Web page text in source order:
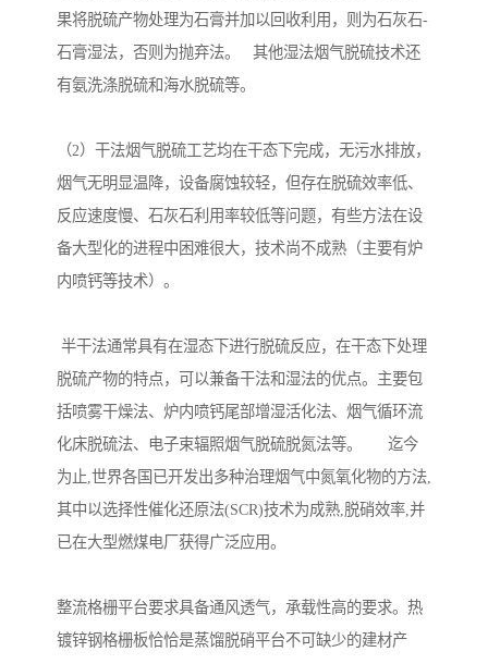
果将脱硫产物处理为石膏并加以回收利用，则为石灰石-
石膏湿法，否则为抛弃法。 其他湿法烟气脱硫技术还
有氨洗涤脱硫和海水脱硫等。
（2）干法烟气脱硫工艺均在干态下完成，无污水排放，
烟气无明显温降，设备腐蚀较轻，但存在脱硫效率低、
反应速度慢、石灰石利用率较低等问题，有些方法在设
备大型化的进程中困难很大，技术尚不成熟（主要有炉
内喷钙等技术）。
半干法通常具有在湿态下进行脱硫反应，在干态下处理
脱硫产物的特点，可以兼备干法和湿法的优点。主要包
括喷雾干燥法、炉内喷钙尾部增湿活化法、烟气循环流
化床脱硫法、电子束辐照烟气脱硫脱氮法等。 迄今
为止,世界各国已开发出多种治理烟气中氮氧化物的方法,
其中以选择性催化还原法(SCR)技术为成熟,脱硝效率,并
已在大型燃煤电厂获得广泛应用。
整流格栅平台要求具备通风透气，承载性高的要求。热
镀锌钢格栅板恰恰是蒸馏脱硝平台不可缺少的建材产